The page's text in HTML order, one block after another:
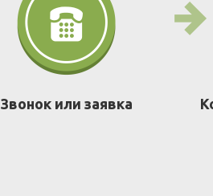
Звонок или заявка